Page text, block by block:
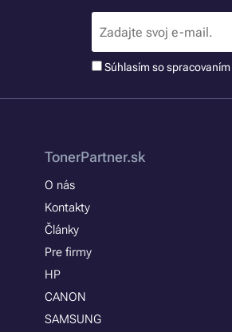
Súhlasím so spracovaním
TonerPartner.sk
O nás
Kontakty
Články
Pre firmy
HP
CANON
SAMSUNG